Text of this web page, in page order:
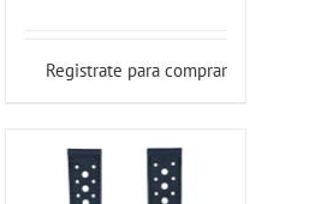
Registrate para comprar